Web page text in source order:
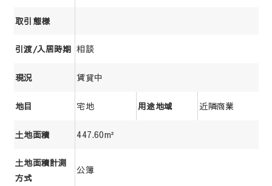
取引態様
引渡/入居時期 相談
現況 賃貸中
地目 宅地 用途地域 近隣商業
土地面積 447.60m²
土地面積計測
方式
公簿